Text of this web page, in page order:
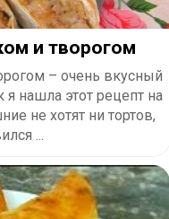
и творогом
– очень вкусный
я нашла этот рецепт на
не хотят ни тортов,
...